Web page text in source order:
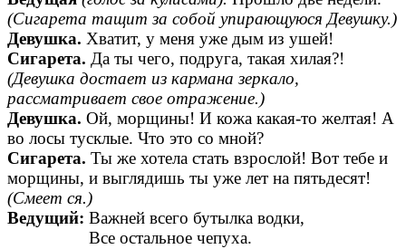
(Сигарета тащит за собой упирающуюся Девушку.)
Девушка. Хватит, у меня уже дым из ушей!
Сигарета. Да ты чего, подруга, такая хилая?!
(Девушка достает из кармана зеркало,
рассматривает свое отражение.)
Девушка. Ой, морщины! И кожа какая-то желтая! А
во лосы тусклые. Что это со мной?
Сигарета. Ты же хотела стать взрослой! Вот тебе и
морщины, и выглядишь ты уже лет на пятьдесят!
(Смеет ся.)
Ведущий: Важней всего бутылка водки,
Все остальное чепуха.